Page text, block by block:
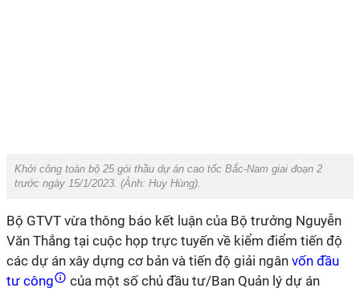
Khởi công toàn bộ 25 gói thầu dự án cao tốc Bắc-Nam giai đoạn 2
trước ngày 15/1/2023. (Ảnh: Huy Hùng).
Bộ GTVT vừa thông báo kết luận của Bộ trưởng Nguyễn
Văn Thắng tại cuộc họp trực tuyến về kiểm điểm tiến độ
các dự án xây dựng cơ bản và tiến độ giải ngân vốn đầu
tư công
của một số chủ đầu tư/Ban Quản lý dự án